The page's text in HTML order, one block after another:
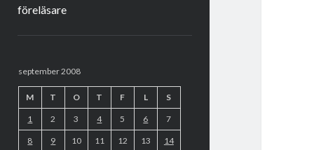
föreläsare
september 2008
M T O T F L S
1 2 3 4 5 6 7
8 9 10 11 12 13 14